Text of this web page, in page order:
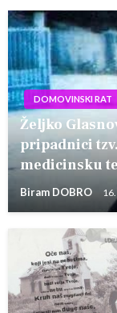
DOMOVINSKI RAT
Željko
pripadnici
medicinsku
Biram DOBRO